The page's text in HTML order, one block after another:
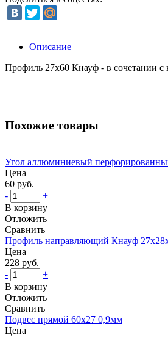
Описание
Профиль 27х60 Кнауф - в сочетании с
Похожие товары
Угол аллюминиевый
Цена
60 руб.
-
+
В корзину
Отложить
Сравнить
Профиль направляющий Кнауф
Цена
228 руб.
-
+
В корзину
Отложить
Сравнить
Подвес прямой 60х27 0,9мм
Цена